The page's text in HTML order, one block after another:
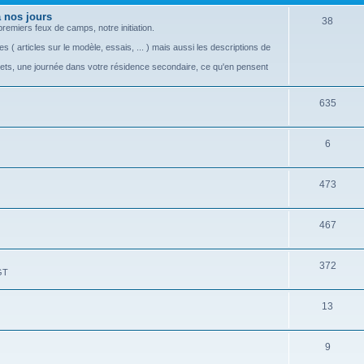
nos jours
feux de camps, notre initiation.
( articles sur le modèle, essais, ... ) mais aussi les descriptions de
une journée dans votre résidence secondaire, ce qu'en pensent
38
e
t
s
635S
e
t
s
6S
j
e
t
s
473S
j
e
t
s
467S
j
e
s
372S
e
13
9S